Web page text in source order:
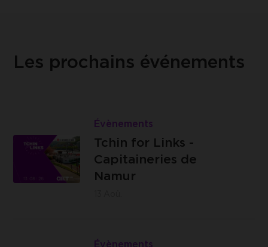
Les prochains événements
Évènements
Tchin for Links -
Capitaineries de
Namur
Les
Capitaineries
de Namur -
Boulevard
for
Évènements